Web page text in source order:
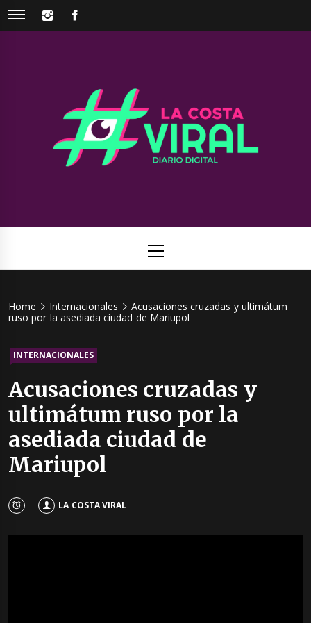
Skip
INSTAGRAM
Viral
Menu
Home Internacionales
Acusaciones cruzadas y ultimátum
ruso por la asediada ciudad de Mariupol
INTERNACIONALES
Acusaciones cruzadas y
ultimátum ruso por la
asediada ciudad de
Mariupol
LA COSTA VIRAL